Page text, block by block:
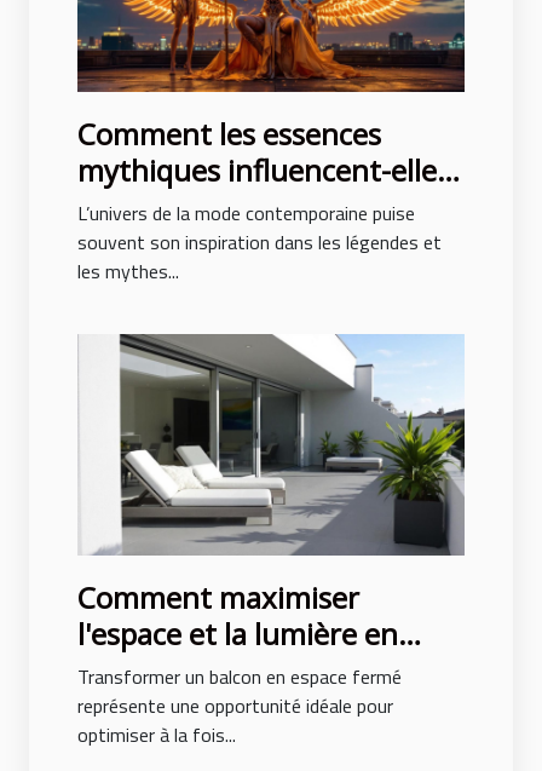
Comment les essences
mythiques influencent-elles
la mode contemporaine ?
L’univers de la mode contemporaine puise
souvent son inspiration dans les légendes et
les mythes...
Comment maximiser
l'espace et la lumière en
fermant un balcon ?
Transformer un balcon en espace fermé
représente une opportunité idéale pour
optimiser à la fois...